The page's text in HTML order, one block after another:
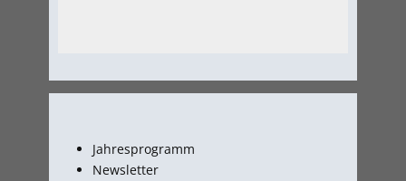
Jahresprogramm
Newsletter